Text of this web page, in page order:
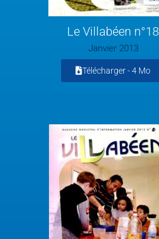
Le Villabéen n°18
Janvier 2013
Télécharger -4 Mo